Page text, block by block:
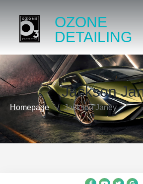
OZONE
DETAILING
Jackson
Homepage Jackson Janey